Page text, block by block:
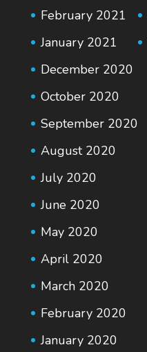
February 2021
January 2021
December 2020
October 2020
September 2020
August 2020
July 2020
June 2020
May 2020
April 2020
March 2020
February 2020
January 2020